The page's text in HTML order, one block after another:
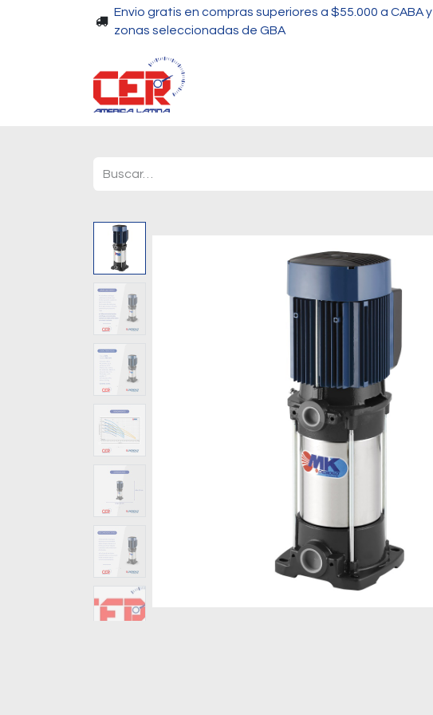
Envio gratis en compras superiores a $55.000 a CABA y
zonas seleccionadas de GBA